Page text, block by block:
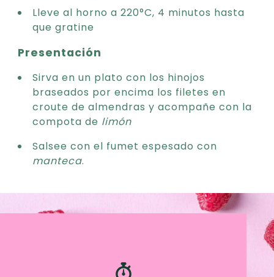
Lleve al horno a 220°C, 4 minutos hasta
que gratine
Presentación
Sirva en un plato con los hinojos
braseados por encima los filetes en
croute de almendras y acompañe con la
compota de limón
Salsee con el fumet espesado con
manteca.